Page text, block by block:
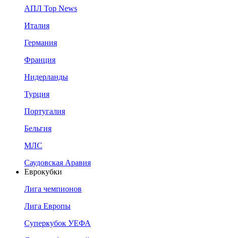
АПЛ Top News
Италия
Германия
Франция
Нидерланды
Турция
Португалия
Бельгия
МЛС
Саудовская Аравия
Еврокубки
Лига чемпионов
Лига Европы
Суперкубок УЕФА